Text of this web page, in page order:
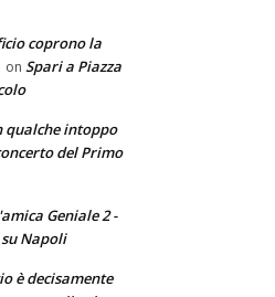
coprono la
on Spari a Piazza
qualche intoppo
del Primo
Geniale 2 -
Napoli
è decisamente